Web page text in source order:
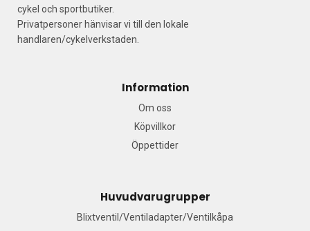
cykel och sportbutiker.
Privatpersoner hänvisar vi till den lokale
handlaren/cykelverkstaden.
Information
Om oss
Köpvillkor
Öppettider
Huvudvarugrupper
Blixtventil/Ventiladapter/Ventilkåpa